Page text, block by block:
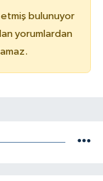
bulunuyor
yorumlardan